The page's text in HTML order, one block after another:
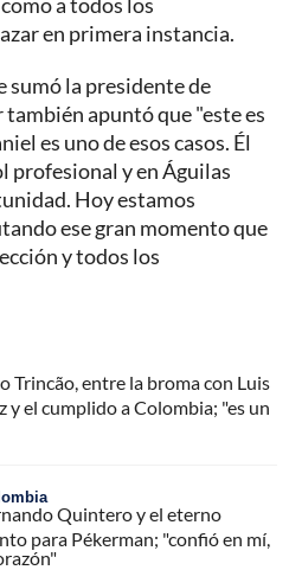
en primera instancia.
sumó la presidente de
también apuntó que "este es
es uno de esos casos. Él
profesional y en Águilas
Hoy estamos
ese gran momento que
y todos los
Trincão, entre la broma con Luis
y el cumplido a Colombia; "es un
Quintero y el eterno
para Pékerman; "confió en mí,